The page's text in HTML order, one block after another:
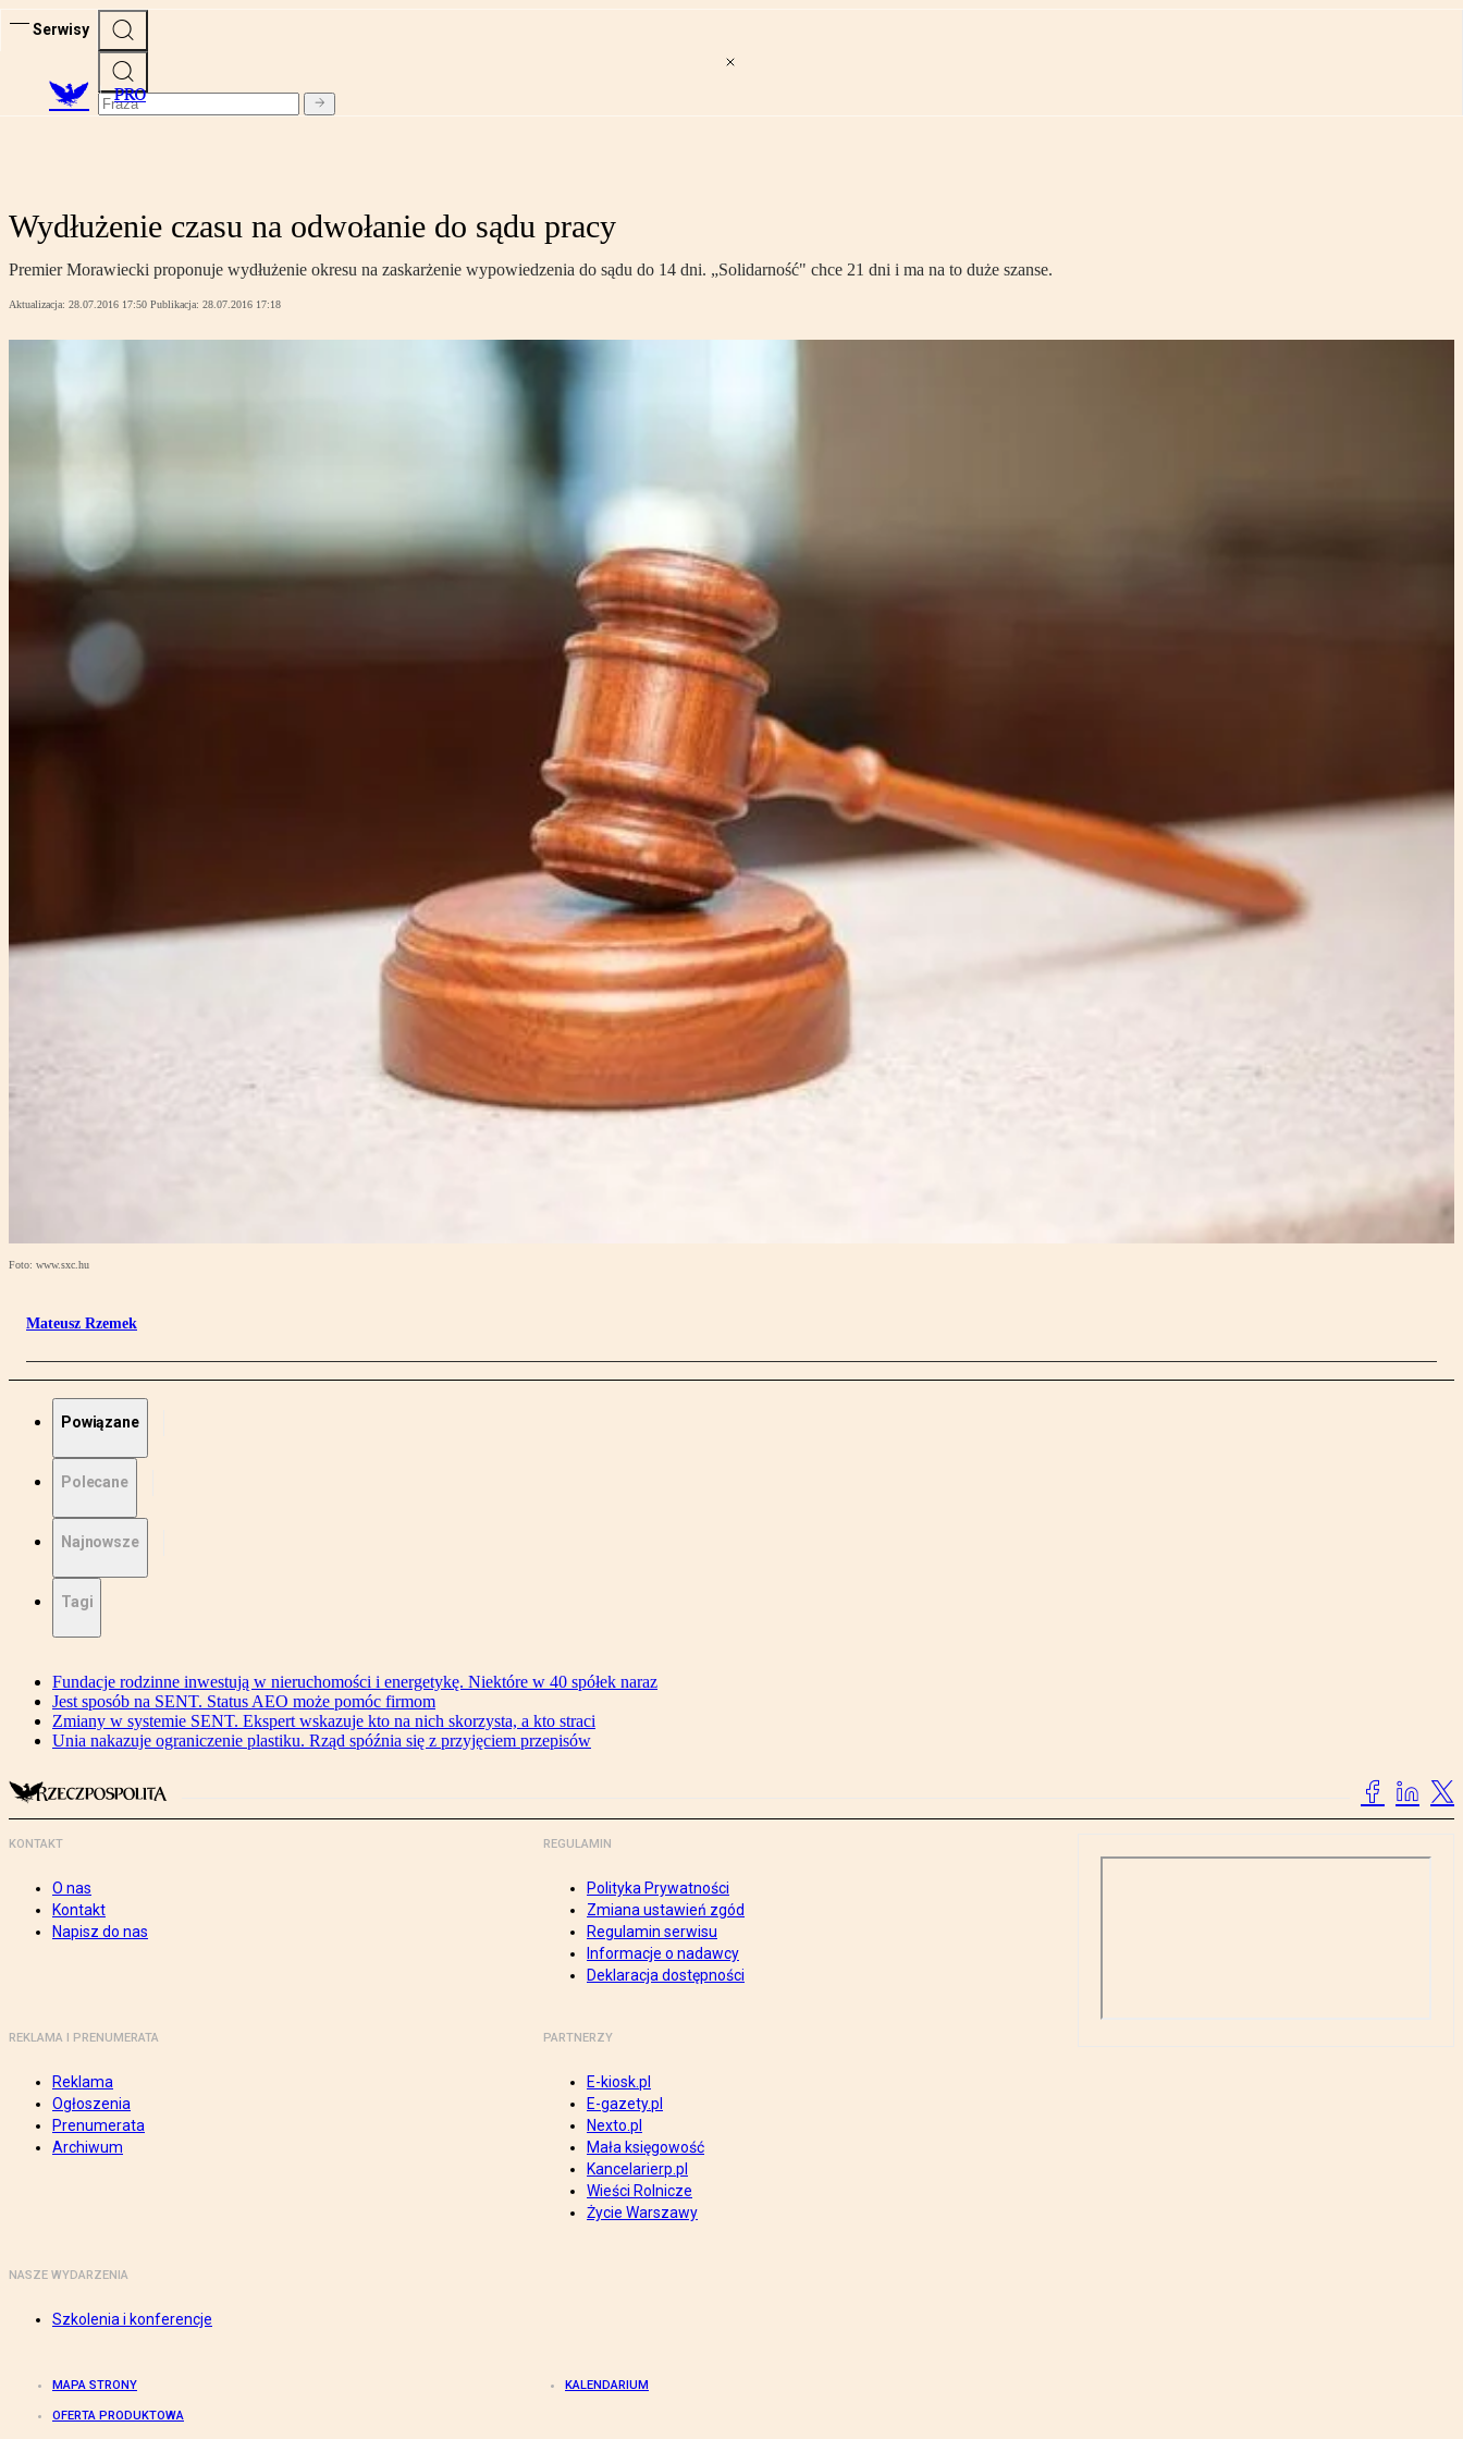
Serwisy
PRO
Wydłużenie czasu na odwołanie do sądu pracy
Premier Morawiecki proponuje wydłużenie okresu na zaskarżenie wypowiedzenia do sądu do 14 dni. „Solidarność" chce 21 dni i ma na to duże szanse.
Aktualizacja: 28.07.2016 17:50 Publikacja: 28.07.2016 17:18
Foto: www.sxc.hu
Mateusz Rzemek
Powiązane
Polecane
Najnowsze
Tagi
Fundacje rodzinne inwestują w nieruchomości i energetykę. Niektóre w 40 spółek naraz
Jest sposób na SENT. Status AEO może pomóc firmom
Zmiany w systemie SENT. Ekspert wskazuje kto na nich skorzysta, a kto straci
Unia nakazuje ograniczenie plastiku. Rząd spóźnia się z przyjęciem przepisów
KONTAKT
O nas
Kontakt
Napisz do nas
REGULAMIN
Polityka Prywatności
Zmiana ustawień zgód
Regulamin serwisu
Informacje o nadawcy
Deklaracja dostępności
REKLAMA I PRENUMERATA
Reklama
Ogłoszenia
Prenumerata
Archiwum
PARTNERZY
E-kiosk.pl
E-gazety.pl
Nexto.pl
Mała księgowość
Kancelarierp.pl
Wieści Rolnicze
Życie Warszawy
NASZE WYDARZENIA
Szkolenia i konferencje
MAPA STRONY KALENDARIUM
OFERTA PRODUKTOWA